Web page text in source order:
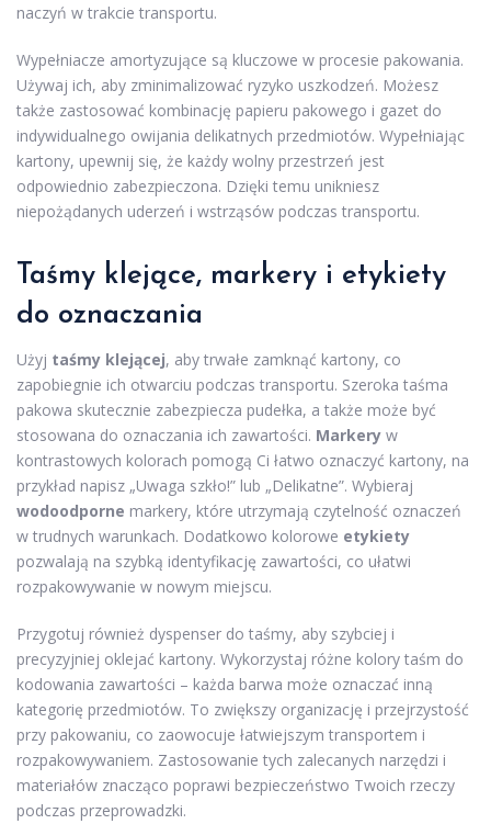
naczyń w trakcie transportu.
Wypełniacze amortyzujące są kluczowe w procesie pakowania.
Używaj ich, aby zminimalizować ryzyko uszkodzeń. Możesz
także zastosować kombinację papieru pakowego i gazet do
indywidualnego owijania delikatnych przedmiotów. Wypełniając
kartony, upewnij się, że każdy wolny przestrzeń jest
odpowiednio zabezpieczona. Dzięki temu unikniesz
niepożądanych uderzeń i wstrząsów podczas transportu.
Taśmy klejące, markery i etykiety
do oznaczania
Użyj taśmy klejącej, aby trwałe zamknąć kartony, co
zapobiegnie ich otwarciu podczas transportu. Szeroka taśma
pakowa skutecznie zabezpiecza pudełka, a także może być
stosowana do oznaczania ich zawartości. Markery w
kontrastowych kolorach pomogą Ci łatwo oznaczyć kartony, na
przykład napisz „Uwaga szkło!” lub „Delikatne”. Wybieraj
wodoodporne markery, które utrzymają czytelność oznaczeń
w trudnych warunkach. Dodatkowo kolorowe etykiety
pozwalają na szybką identyfikację zawartości, co ułatwi
rozpakowywanie w nowym miejscu.
Przygotuj również dyspenser do taśmy, aby szybciej i
precyzyjniej oklejać kartony. Wykorzystaj różne kolory taśm do
kodowania zawartości – każda barwa może oznaczać inną
kategorię przedmiotów. To zwiększy organizację i przejrzystość
przy pakowaniu, co zaowocuje łatwiejszym transportem i
rozpakowywaniem. Zastosowanie tych zalecanych narzędzi i
materiałów znacząco poprawi bezpieczeństwo Twoich rzeczy
podczas przeprowadzki.